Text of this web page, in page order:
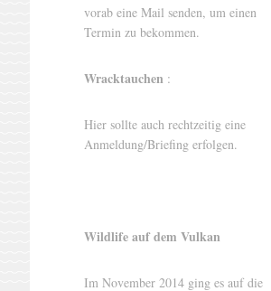
vorab eine Mail senden, um einen
Termin zu bekommen.
Wracktauchen :
Hier sollte auch rechtzeitig eine
Anmeldung/Briefing erfolgen.
Wildlife auf dem Vulkan
Im November 2014 ging es auf die